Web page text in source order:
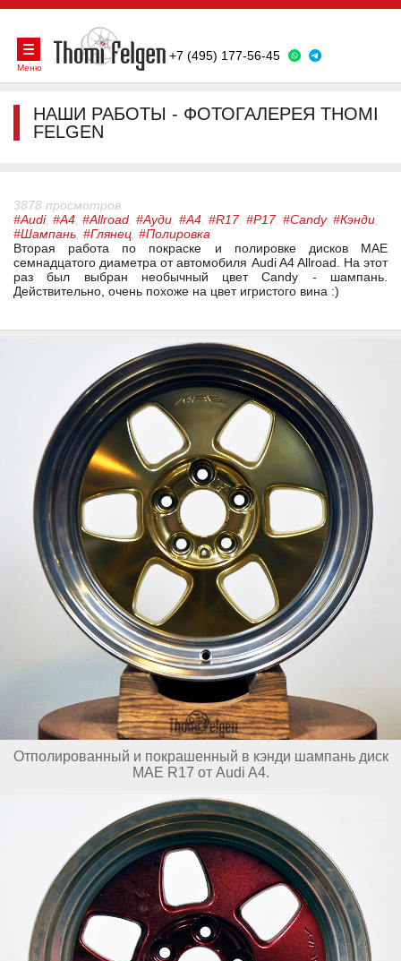
+7 (495) 177-56-45
Меню
НАШИ РАБОТЫ - ФОТОГАЛЕРЕЯ THOMI
FELGEN
3878 просмотров
#Audi, #A4 #Allroad #Ауди #А4 #R17, #Р17, #Candy, #Кэнди
#Шампань #Глянец #Полировка
Вторая работа по покраске и полировке дисков MAE
семнадцатого диаметра от автомобиля Audi A4 Allroad. На этот
раз был выбран необычный цвет Candy - шампань.
Действительно, очень похоже на цвет игристого вина :)
Отполированный и покрашенный в кэнди шампань диск
MAE R17 от Audi A4.